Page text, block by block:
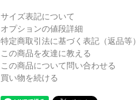
サイズ表記について
オプションの値段詳細
特定商取引法に基づく表記（返品等
この商品を友達に教える
この商品について問い合わせる
買い物を続ける